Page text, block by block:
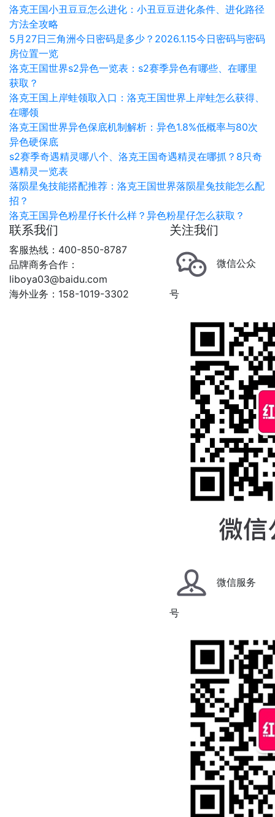
洛克王国小丑豆豆怎么进化：小丑豆豆进化条件、进化路径
方法全攻略
5月27日三角洲今日密码是多少？2026.1.15今日密码与密码
房位置一览
洛克王国世界s2异色一览表：s2赛季异色有哪些、在哪里
获取？
洛克王国上岸蛙领取入口：洛克王国世界上岸蛙怎么获得、
在哪领
洛克王国世界异色保底机制解析：异色1.8%低概率与80次
异色硬保底
s2赛季奇遇精灵哪八个、洛克王国奇遇精灵在哪抓？8只奇
遇精灵一览表
落陨星兔技能搭配推荐：洛克王国世界落陨星兔技能怎么配
招？
洛克王国异色粉星仔长什么样？异色粉星仔怎么获取？
联系我们
客服热线：400-850-8787
品牌商务合作：
liboya03@baidu.com
海外业务：158-1019-3302
关注我们
微信公众
号
微信服务
号